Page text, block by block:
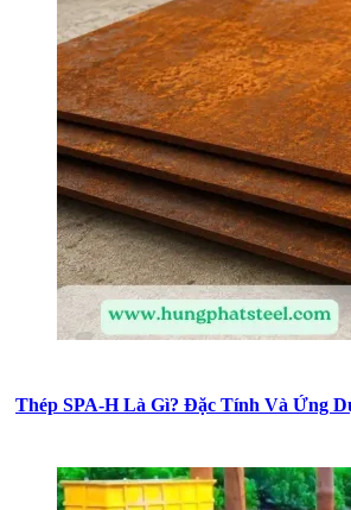
Thép SPA-H Là Gì? Đặc Tính Và Ứng